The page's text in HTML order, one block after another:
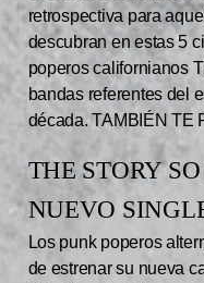
retrospectiva para
descubran en estas 5
poperos californianos
bandas referentes del
década. TAMBIÉN TE
THE STORY
NUEVO
Los punk poperos
de estrenar su nueva